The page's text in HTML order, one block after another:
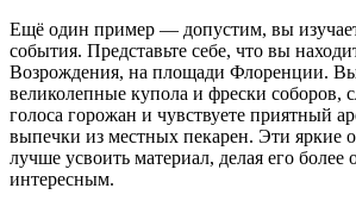
Ещё один пример — допустим, вы
события. Представьте себе, что вы
Возрождения, на площади Флоренции.
великолепные купола и фрески соборов,
голоса горожан и чувствуете приятный
выпечки из местных пекарен. Эти яркие
лучше усвоить материал, делая его более
интересным.